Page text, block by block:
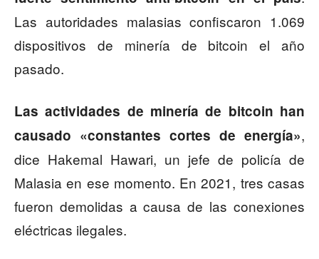
Las autoridades malasias confiscaron 1.069
dispositivos de minería de bitcoin el año
pasado.
Las actividades de minería de bitcoin han
causado «constantes cortes de energía»,
dice Hakemal Hawari, un jefe de policía de
Malasia en ese momento. En 2021, tres casas
fueron demolidas a causa de las conexiones
eléctricas ilegales.